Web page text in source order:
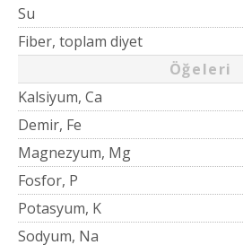
Su
Fiber, toplam diyet
Öğeleri
Kalsiyum, Ca
Demir, Fe
Magnezyum, Mg
Fosfor, P
Potasyum, K
Sodyum, Na